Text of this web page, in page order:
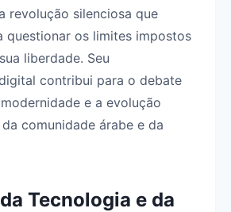
revolução silenciosa que
questionar os limites impostos
liberdade. Seu
contribui para o debate
e a evolução
comunidade árabe e da
Tecnologia e da